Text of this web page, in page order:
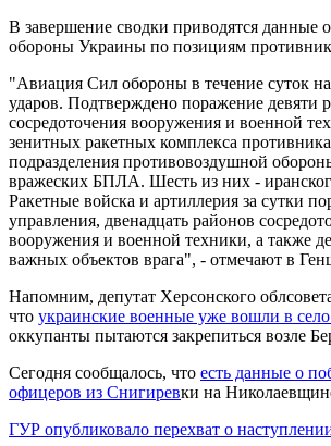
В завершение сводки приводятся данные
обороны Украины по позициям
"Авиация Сил обороны в течение суток
ударов. Подтверждено поражение девяти
сосредоточения вооружения и военной
зенитных ракетных комплекса
подразделения противовоздушной
вражеских БПЛА. Шесть из них -
Ракетные войска и артиллерия за сутки
управления, двенадцать районов
вооружения и военной техники, а также
важных объектов врага", - отмечают в
Напомним, депутат Херсонского
что украинские военные уже вошли в
оккупанты пытаются закрепиться возле
Сегодня сообщалось, что есть данные о
офицеров из Снигиревки на
ГУР опубликовало перехват о